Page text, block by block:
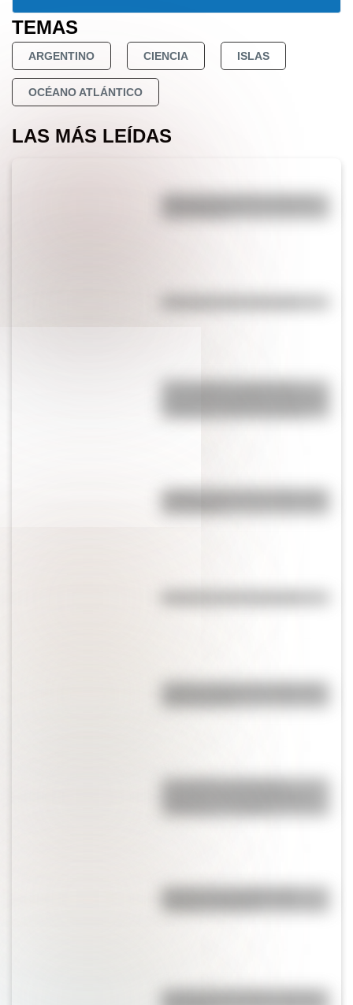
TEMAS
ARGENTINO CIENCIA ISLAS
OCÉANO ATLÁNTICO
LAS MÁS LEÍDAS
¿Por qué los perros se ponen
17 de agosto: actividades y
y segundo ciclo de primaria
¿Sabías cómo fue la infancia de
¿Sabías cuál fue la mascota de
Los poderes del Estado
Bandera de Colombia para
La vida de San Martín contada